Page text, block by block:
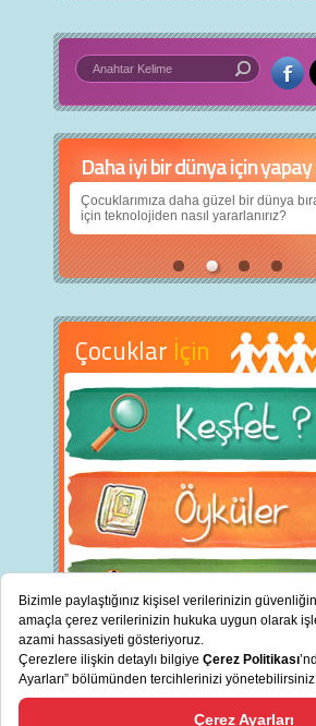
Daha iyi bir dünya için
Çocuklarımıza daha güzel bir dünya
için teknolojiden nasıl yararlanırız?
Çocuklar İçin